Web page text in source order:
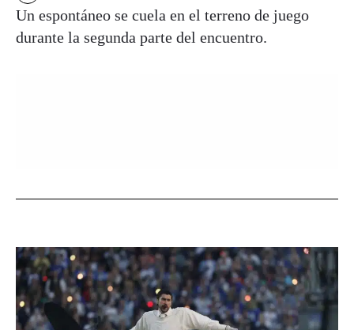
Un espontáneo se cuela en el terreno de juego
durante la segunda parte del encuentro.